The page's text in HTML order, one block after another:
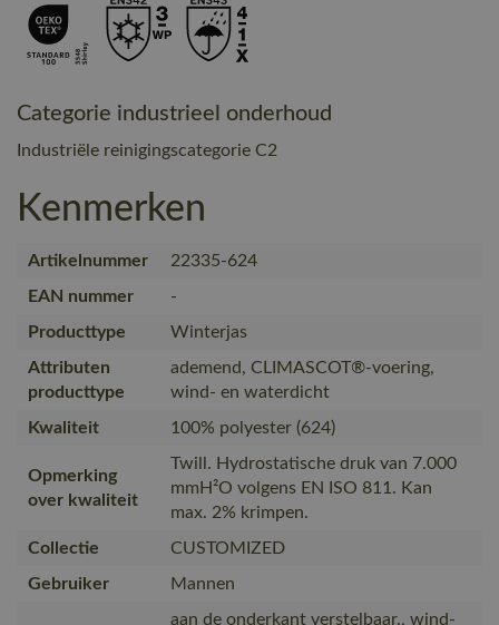
Categorie industrieel onderhoud
Industriële reinigingscategorie C2
Kenmerken
Artikelnummer
22335-624
EAN nummer
-
Producttype
Winterjas
Attributen
producttype
ademend, CLIMASCOT®-voering,
wind- en waterdicht
Kwaliteit
100% polyester (624)
Opmerking
over kwaliteit
Twill. Hydrostatische druk van 7.000
mmH²O volgens EN ISO 811. Kan
max. 2% krimpen.
Collectie
CUSTOMIZED
Gebruiker
Mannen
aan de onderkant verstelbaar., wind-